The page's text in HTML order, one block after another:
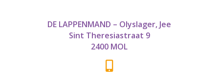
DE LAPPENMAND – Olyslager, Jee
Sint Theresiastraat 9
2400 MOL
